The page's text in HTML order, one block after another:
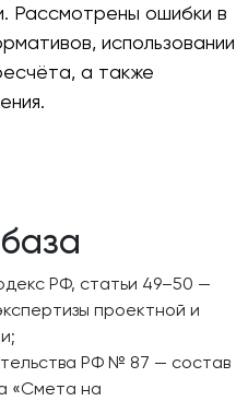
Рассмотрены ошибки в
использовании
а также
РФ, статьи 49–50 —
проектной и
РФ № 87 — состав
«Смета на